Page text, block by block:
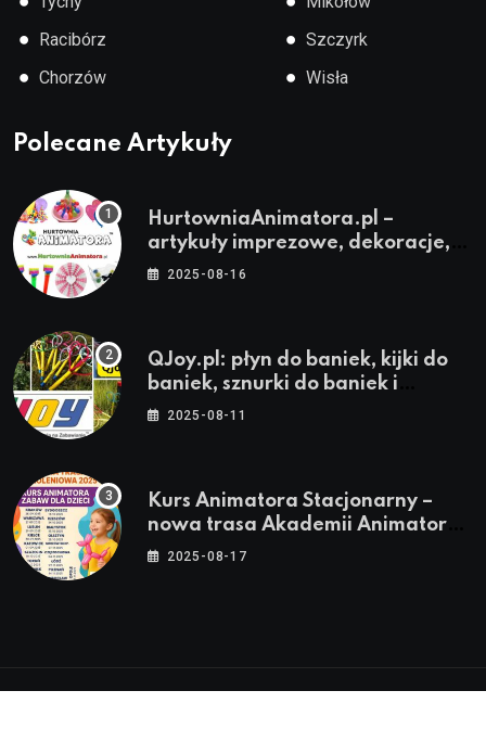
● Racibórz
● Chorzów
● Szczyrk
● Wisła
Polecane Artykuły
HurtowniaAnimatora.pl –
artykuły imprezowe, dekoracje,
stroje i akcesoria dla animatorów
2025-08-16
QJoy.pl: płyn do baniek, kijki do
baniek, sznurki do baniek i
zestawy do baniek
2025-08-11
Kurs Animatora Stacjonarny –
nowa trasa Akademii Animatora
– jesień 2025
2025-08-17